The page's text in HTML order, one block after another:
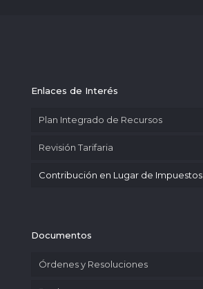
Enlaces de Interés
Plan Integrado de Recursos
Revisión Tarifaria
Contribución en Lugar de Impuestos
Documentos
Órdenes y Resoluciones